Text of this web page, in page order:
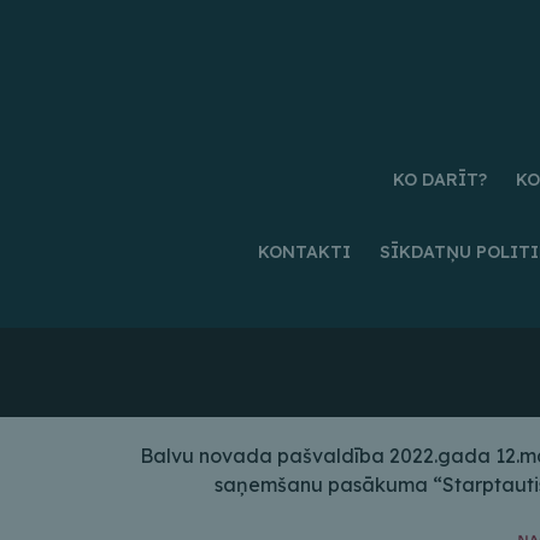
KO DARĪT?
KONTAKTI SĪKDATŅU
Balvu novada pašvaldība 2022.gada
saņemšanu pasākuma